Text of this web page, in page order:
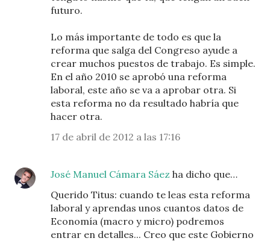
futuro.
Lo más importante de todo es que la
reforma que salga del Congreso ayude a
crear muchos puestos de trabajo. Es simple.
En el año 2010 se aprobó una reforma
laboral, este año se va a aprobar otra. Si
esta reforma no da resultado habría que
hacer otra.
17 de abril de 2012 a las 17:16
José Manuel Cámara Sáez ha dicho que…
Querido Titus: cuando te leas esta reforma
laboral y aprendas unos cuantos datos de
Economía (macro y micro) podremos
entrar en detalles... Creo que este Gobierno